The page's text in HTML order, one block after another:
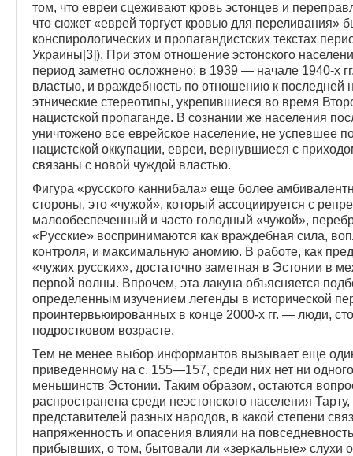
том, что евреи сцеживают кровь эстонцев и
что сюжет «еврей торгует кровью для переливания»
конспирологических и пропагандистских текстах
Украины[3]). При этом отношение эстонского
период заметно осложнено: в 1939 — начале 1940-х
властью, и враждебность по отношению к последней
этнические стереотипы, укрепившиеся во время
нацистской пропаганде. В сознании же населения
уничтожено все еврейское население, не успевшее
нацистской оккупации, евреи, вернувшиеся с
связаны с новой чуждой властью.
Фигура «русского каннибала» еще более
стороны, это «чужой», который ассоциируется с
малообеспеченный и часто голодный «чужой»,
«Русские» воспринимаются как враждебная сила,
контроля, и максимальную аномию. В работе, как
«чужих русских», достаточно заметная в Эстонии в
первой волны. Впрочем, эта лакуна объясняется
определенным изучением леген­ды в исторической
проинтервьюированных в конце 2000-х гг. — люди,
подростковом возрасте.
Тем не менее выбор информантов вызывает еще
приведенному на с. 155—157, среди них нет ни
меньшинств Эстонии. Таким образом, остаются
распространена среди неэстонского населения
представителей разных народов, в какой степени
напряженность и опасения влияли на
прибывших, о том, бытовали ли «зеркальные» слухи